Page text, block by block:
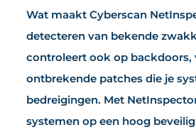
Wat maakt Cyberscan
detecteren van bekende
controleert ook op backdoors,
ontbrekende patches die je
bedreigingen. Met
systemen op een hoog